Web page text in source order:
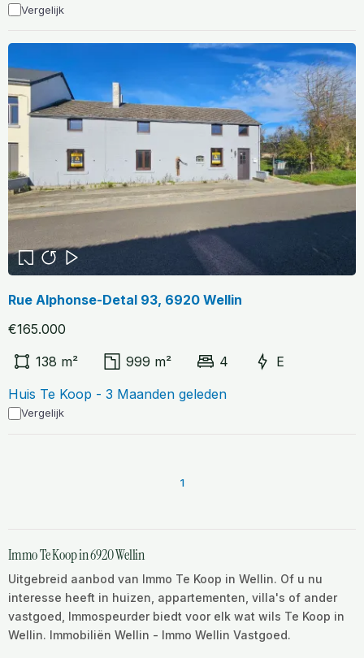
Vergelijk
Rue Alphonse-Detal 93, 6920 Wellin
€165.000
138 m²
999 m² 4
E
Huis Te Koop - 3 Maanden geleden
Vergelijk
1
Immo Te Koop in 6920 Wellin
Uitgebreid aanbod van Immo Te Koop in Wellin. Of u nu
interesse heeft in huizen, appartementen, villa's of ander
vastgoed, Immospeurder biedt voor elk wat wils Te Koop in
Wellin. Immobiliën Wellin - Immo Wellin Vastgoed.